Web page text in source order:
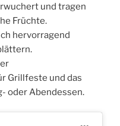
und tragen
Früchte.
hervorragend
Grillfeste und das
oder Abendessen.